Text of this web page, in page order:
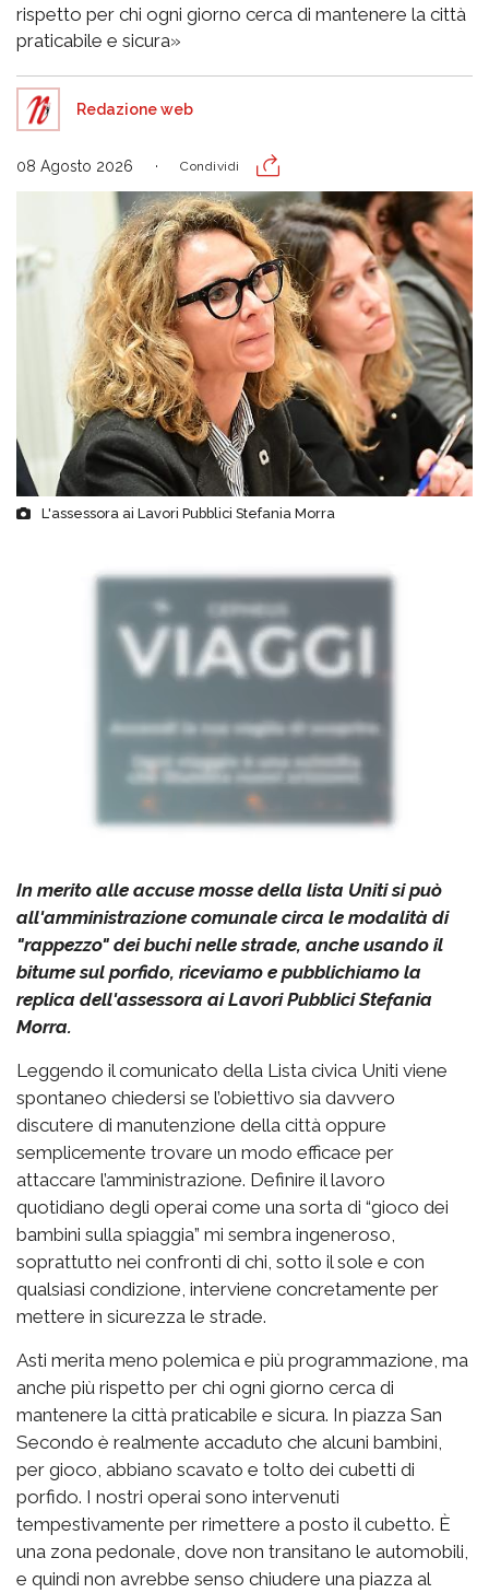
rispetto per chi ogni giorno cerca di mantenere la città
praticabile e sicura»
Redazione web
08 Agosto 2026 Condividi
L'assessora ai Lavori Pubblici Stefania Morra
In merito alle accuse mosse della lista Uniti si può
all'amministrazione comunale circa le modalità di
"rappezzo" dei buchi nelle strade, anche usando il
bitume sul porfido, riceviamo e pubblichiamo la
replica dell'assessora ai Lavori Pubblici Stefania
Morra.
Leggendo il comunicato della Lista civica Uniti viene
spontaneo chiedersi se l’obiettivo sia davvero
discutere di manutenzione della città oppure
semplicemente trovare un modo efficace per
attaccare l’amministrazione. Definire il lavoro
quotidiano degli operai come una sorta di “gioco dei
bambini sulla spiaggia” mi sembra ingeneroso,
soprattutto nei confronti di chi, sotto il sole e con
qualsiasi condizione, interviene concretamente per
mettere in sicurezza le strade.
Asti merita meno polemica e più programmazione, ma
anche più rispetto per chi ogni giorno cerca di
mantenere la città praticabile e sicura. In piazza San
Secondo è realmente accaduto che alcuni bambini,
per gioco, abbiano scavato e tolto dei cubetti di
porfido. I nostri operai sono intervenuti
tempestivamente per rimettere a posto il cubetto. È
una zona pedonale, dove non transitano le automobili,
e quindi non avrebbe senso chiudere una piazza al